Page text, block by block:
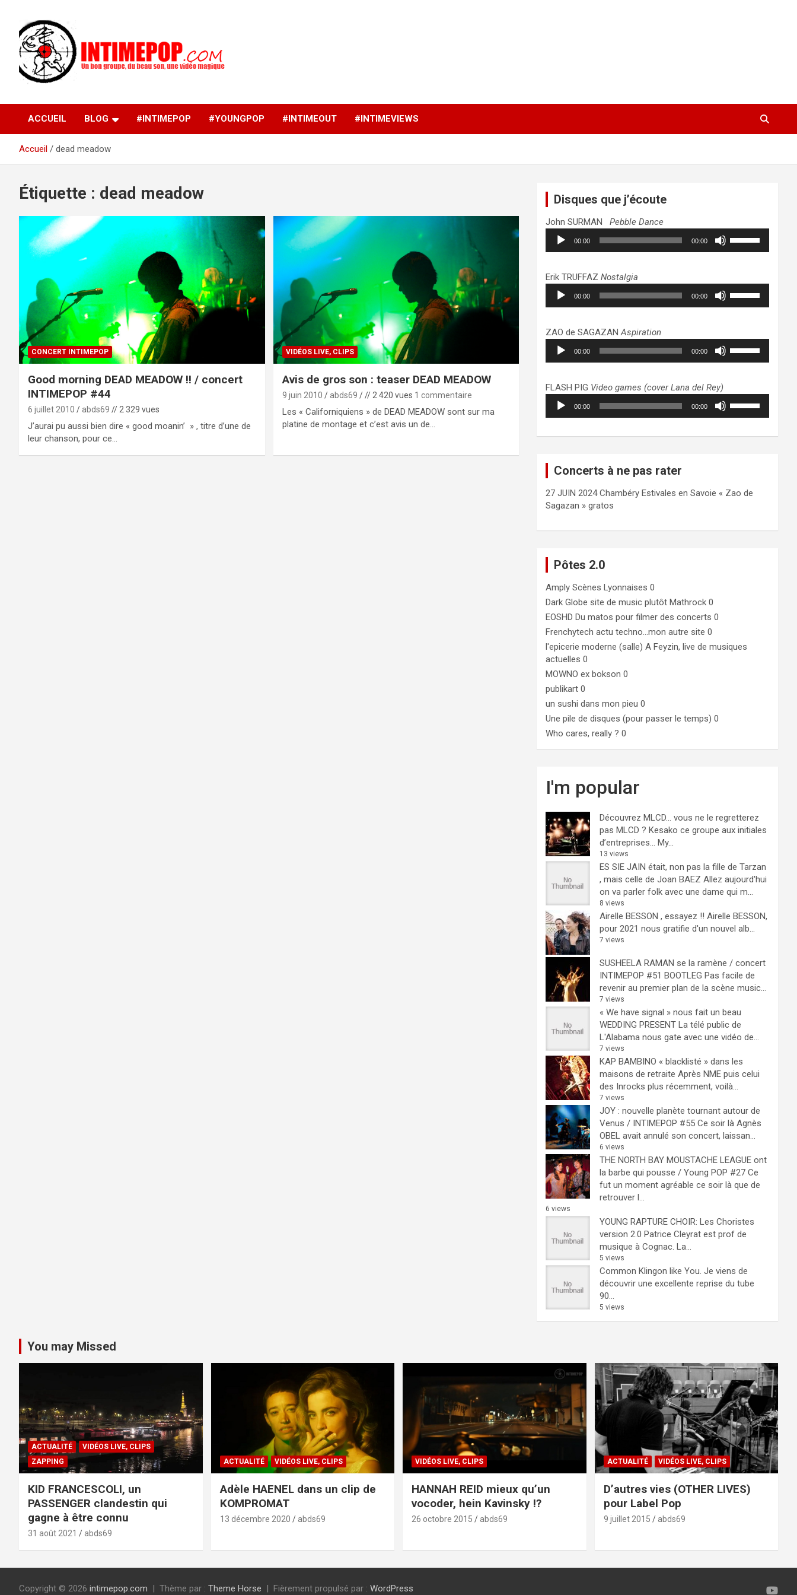
contenu
intimepop.com
musiques actuelles pop rock, post-rock, indé sur Lyon. rock pop
concert lyon
ACCUEIL BLOG #INTIMEPOP #YOUNGPOP #INTIMEOUT #INTIMEVIEWS
Accueil dead meadow
Étiquette : dead meadow
CONCERT INTIMEPOP
Good morning DEAD MEADOW !! / concert
INTIMEPOP #44
6 juillet 2010 abds69 // 2 329 vues
J’aurai pu aussi bien dire « good moanin’ » , titre d’une de
leur chanson, pour ce…
VIDÉOS LIVE, CLIPS
Avis de gros son : teaser DEAD MEADOW
9 juin 2010 abds69 // 2 420 vues 1 commentaire
Les « Californiquiens » de DEAD MEADOW sont sur ma
platine de montage et c’est avis un de…
Disques que j’écoute
John SURMANPebble Dance
Lecteur
audio
00:00 00:00
pour
augmenter
ou
volume.
Erik TRUFFAZNostalgia
Lecteur
audio
00:00 00:00
pour
augmenter
ou
volume.
ZAO de SAGAZANAspiration
Lecteur
audio
00:00 00:00
pour
augmenter
ou
FLASH PIG Video games (cover Lana del Rey)
Lecteur
audio
00:00 00:00
haut/bas
le
Concerts à ne pas rater
27 JUIN 2024 Chambéry Estivales en Savoie « Zao de
Sagazan » gratos
Pôtes 2.0
Amply Scènes Lyonnaises 0
Dark Globe site de music plutôt Mathrock 0
EOSHD Du matos pour filmer des concerts 0
Frenchytech actu techno…mon autre site 0
l'epicerie moderne (salle) A Feyzin, live de musiques
actuelles 0
MOWNO ex bokson 0
publikart 0
un sushi dans mon pieu 0
Une pile de disques (pour passer le temps) 0
Who cares, really ? 0
I'm popular
Découvrez MLCD… vous ne le regretterez
pas MLCD ? Kesako ce groupe aux initiales
d’entreprises… My...
13 views
ES SIE JAIN était, non pas la fille de Tarzan
, mais celle de Joan BAEZ Allez aujourd'hui
on va parler folk avec une dame qui m...
8 views
Airelle BESSON , essayez !! Airelle BESSON,
pour 2021 nous gratifie d'un nouvel alb...
7 views
SUSHEELA RAMAN se la ramène / concert
INTIMEPOP #51 BOOTLEG Pas facile de
revenir au premier plan de la scène music...
7 views
« We have signal » nous fait un beau
WEDDING PRESENT La télé public de
L'Alabama nous gate avec une vidéo de...
7 views
KAP BAMBINO « blacklisté » dans les
maisons de retraite Après NME puis celui
des Inrocks plus récemment, voilà...
7 views
JOY : nouvelle planète tournant autour de
Venus / INTIMEPOP #55 Ce soir là Agnès
OBEL avait annulé son concert, laissan...
6 views
THE NORTH BAY MOUSTACHE LEAGUE ont
la barbe qui pousse / Young POP #27 Ce
fut un moment agréable ce soir là que de
retrouver l...
6 views
YOUNG RAPTURE CHOIR: Les Choristes
version 2.0 Patrice Cleyrat est prof de
musique à Cognac. La...
5 views
Common Klingon like You. Je viens de
découvrir une excellente reprise du tube
90...
5 views
You may Missed
ACTUALITÉ
VIDÉOS LIVE, CLIPS
ZAPPING
KID FRANCESCOLI, un
PASSENGER clandestin qui
gagne à être connu
31 août 2021 abds69
ACTUALITÉ VIDÉOS LIVE, CLIPS
Adèle HAENEL dans un clip de
KOMPROMAT
13 décembre 2020 abds69
VIDÉOS LIVE, CLIPS
HANNAH REID mieux qu’un
vocoder, hein Kavinsky !?
26 octobre 2015 abds69
ACTUALITÉ VIDÉOS LIVE, CLIPS
D’autres vies (OTHER LIVES)
pour Label Pop
9 juillet 2015 abds69
Copyright © 2026 intimepop.com Thème par : Theme Horse Fièrement propulsé par : WordPress